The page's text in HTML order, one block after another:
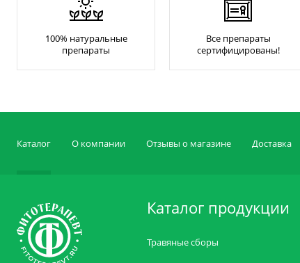
100% натуральные
препараты
Все препараты
сертифицированы!
Каталог О компании Отзывы о магазине Доставка
Каталог продукции
Травяные сборы